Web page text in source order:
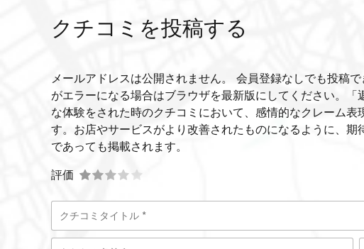
クチコミを投稿する
メールアドレスは公開されません。 会員登録なしでも投稿
がエラーになる場合はブラウザを最新版にしてください。
な体験をされた時のクチコミにおいて、感情的なクレーム
す。お店やサービスがより改善されたものになるように、
であっても掲載されます。
評価